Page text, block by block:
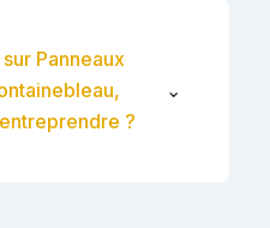
Panneaux
?
⌄